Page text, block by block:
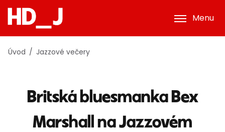
Menu
Úvod Jazzové večery
Britská bluesmanka Bex
Marshall na Jazzovém